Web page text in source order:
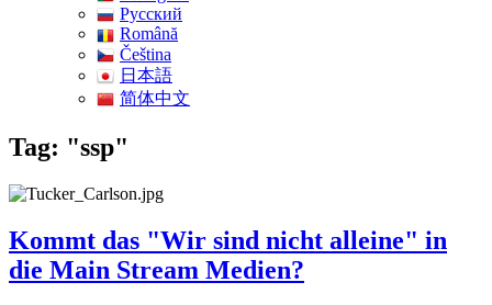
Pусский
Română
Čeština
日本語
简体中文
Tag: "ssp"
Kommt das "Wir sind nicht alleine" in
die Main Stream Medien?